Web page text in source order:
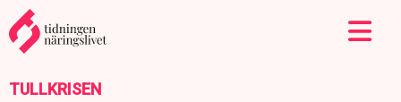
TULLKRISEN